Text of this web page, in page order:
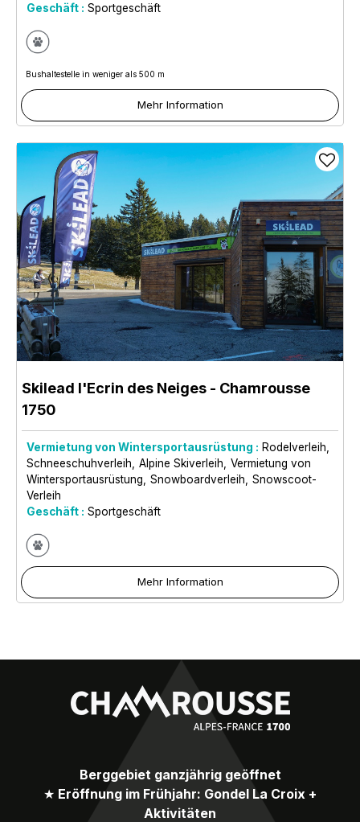
Geschäft : Sportgeschäft
Bushaltestelle in weniger als 500 m
Mehr Information
Skilead l'Ecrin des Neiges - Chamrousse
1750
Vermietung von Wintersportausrüstung : Rodelverleih
Schneeschuhverleih
Alpine Skiverleih
Vermietung von
Wintersportausrüstung
Snowboardverleih
Snowscoot-
Verleih
Geschäft : Sportgeschäft
Mehr Information
Berggebiet ganzjährig geöffnet
★ Eröffnung im Frühjahr: Gondel La Croix +
Aktivitäten